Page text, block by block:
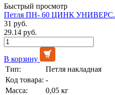
Быстрый просмотр
Петля ПН- 60 ЦИНК УНИВЕРС.
31 руб.
29.14 руб.
В корзину
Тип:
Петля накладная
Код товара: -
Масса:
0,05 кг